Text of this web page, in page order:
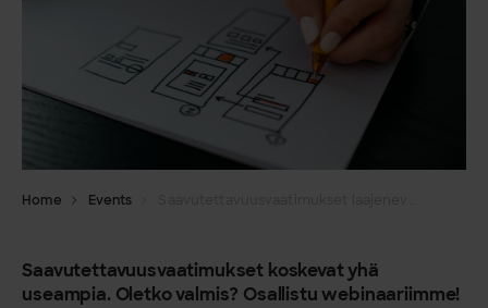
Home Events
Saavutettavuusvaatimukset koskevat yhä
useampia. Oletko valmis? Osallistu webinaariimme!